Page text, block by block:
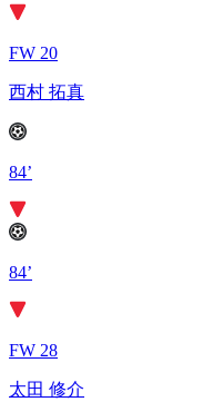
FW 20
西村 拓真
84’
84’
FW 28
太田 修介